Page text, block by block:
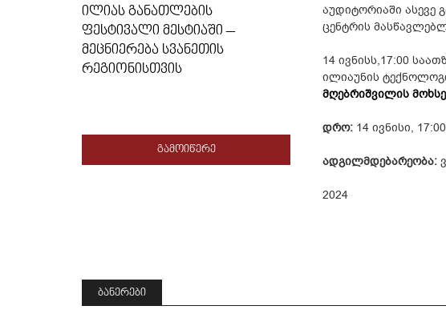
ᲘᲚᲘᲐᲡ ᲒᲐᲜᲐᲗᲚᲔᲑᲘᲡ
ᲤᲔᲡᲢᲘᲕᲐᲚᲘ ᲛᲔᲡᲢᲘᲐᲨᲘ –
ᲛᲔᲪᲜᲘᲔᲠᲔᲑᲐ ᲡᲕᲐᲜᲔᲗᲘᲡ
ᲠᲔᲒᲘᲝᲜᲘᲡᲗᲕᲘᲡ
ᲒᲐᲛᲝᲘᲬᲔᲠᲔ
აუდიტორიაში ასევე
ცენტრის
14 ივნისს,17:00
ილიაუნის
მღებრიშვილის
დრო: 14 ივნისი,
ადგილმდებარეობა:
2024
ᲑᲐᲜᲔᲠᲔᲑᲘ